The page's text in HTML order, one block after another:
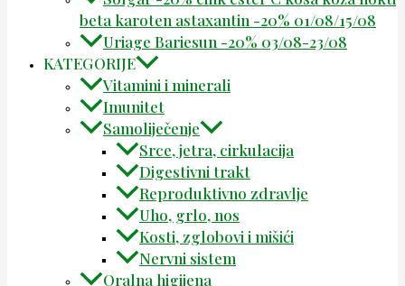
beta karoten astaxantin -20% 01/08/15/08
Uriage Bariesun -20% 03/08-23/08
KATEGORIJE
Vitamini i minerali
Imunitet
Samoliječenje
Srce, jetra, cirkulacija
Digestivni trakt
Reproduktivno zdravlje
Uho, grlo, nos
Kosti, zglobovi i mišići
Nervni sistem
Oralna higijena